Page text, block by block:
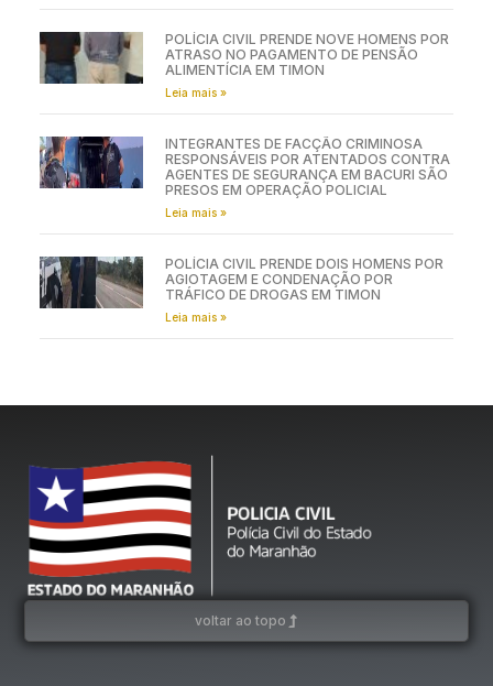
POLÍCIA CIVIL PRENDE NOVE HOMENS POR
ATRASO NO PAGAMENTO DE PENSÃO
ALIMENTÍCIA EM TIMON
Leia mais »
INTEGRANTES DE FACÇÃO CRIMINOSA
RESPONSÁVEIS POR ATENTADOS CONTRA
AGENTES DE SEGURANÇA EM BACURI SÃO
PRESOS EM OPERAÇÃO POLICIAL
Leia mais »
POLÍCIA CIVIL PRENDE DOIS HOMENS POR
AGIOTAGEM E CONDENAÇÃO POR
TRÁFICO DE DROGAS EM TIMON
Leia mais »
voltar ao topo